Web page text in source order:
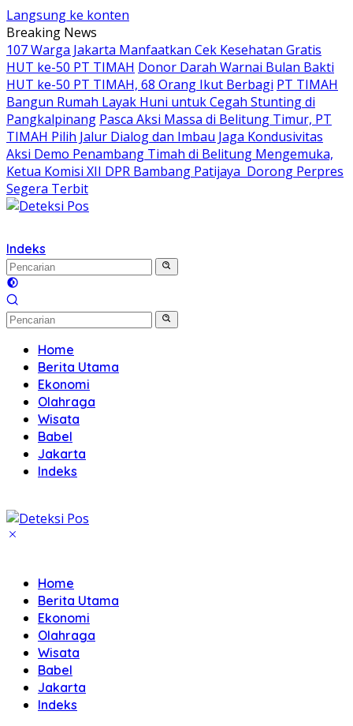
Langsung ke konten
Breaking News
107 Warga Jakarta Manfaatkan Cek Kesehatan Gratis
HUT ke-50 PT TIMAH Donor Darah Warnai Bulan Bakti
HUT ke-50 PT TIMAH, 68 Orang Ikut Berbagi PT TIMAH
Bangun Rumah Layak Huni untuk Cegah Stunting di
Pangkalpinang Pasca Aksi Massa di Belitung Timur, PT
TIMAH Pilih Jalur Dialog dan Imbau Jaga Kondusivitas
Aksi Demo Penambang Timah di Belitung Mengemuka,
Ketua Komisi XII DPR Bambang Patijaya Dorong Perpres
Segera Terbit
Indeks
Home
Berita Utama
Ekonomi
Olahraga
Wisata
Babel
Jakarta
Indeks
Home
Berita Utama
Ekonomi
Olahraga
Wisata
Babel
Jakarta
Indeks